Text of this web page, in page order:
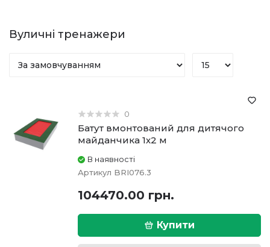
Вуличні тренажери
0
Батут вмонтований для дитячого
майданчика 1х2 м
В наявності
Артикул BRI076.3
104470.00 грн.
Купити